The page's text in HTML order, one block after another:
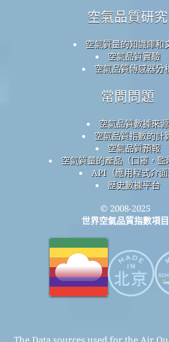
空氣品質研究
空氣質量的知識庫和
空氣品質實驗
空氣品質傳感器分
常問問題
空氣品質數據來源
空氣品質指數的計
空氣品質預報
空氣質量的產品（口罩，監
API（應用程式介面
歷史數據平台
© 2008-2025
世界空氣品質指數項目